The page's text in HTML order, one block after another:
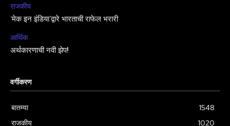
राजकीय
‘मेक इन इंडिया’द्वारे भारताची राफेल भरारी
आर्थिक
अर्थकारणाची नवी झेप!
वर्गीकरण
बातम्या
1548
राजकीय
1020